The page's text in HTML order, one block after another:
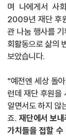
며 나에게서 사
2009년 재단 후
관 나눔 행사를 기
회활동으로 삶의
보았습니다.
"예전엔 세상 돌
런데 재단 후원을
알면서도 하지 않
죠.재단에서 보
가치들을 접할 수